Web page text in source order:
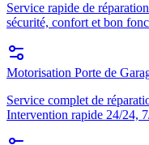
Service rapide de
sécurité, confort et bon
Motorisation Porte de
Service complet de
Intervention rapide 24/24,